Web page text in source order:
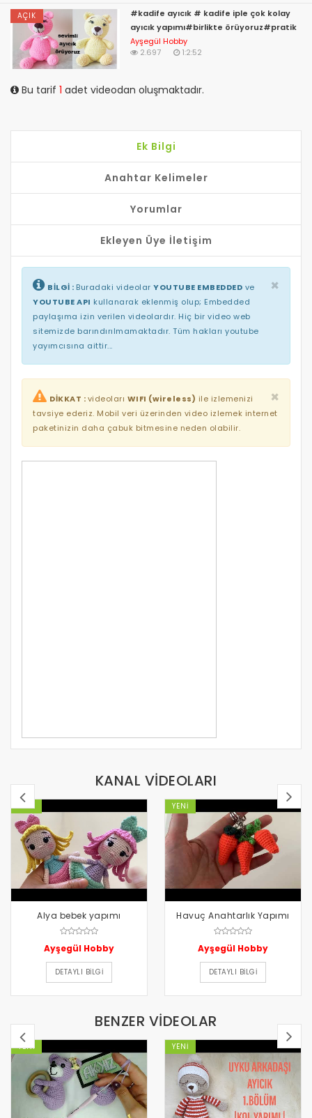
AÇIK
#kadife ayıcık # kadife iple çok kolay
ayıcık yapımı#birlikte örüyoruz#pratik
Ayşegül Hobby
2.697
1:2:52
Bu tarif 1 adet videodan oluşmaktadır.
Ek Bilgi
Anahtar Kelimeler
Yorumlar
Ekleyen Üye İletişim
×
BİLGİ : Buradaki videolar YOUTUBE EMBEDDED ve
YOUTUBE API kullanarak eklenmiş olup; Embedded
paylaşıma izin verilen videolardır. Hiç bir video web
sitemizde barındırılmamaktadır. Tüm hakları youtube
yayımcısına aittir...
×
DİKKAT :videoları WIFI (wireless) ile izlemenizi
tavsiye ederiz. Mobil veri üzerinden video izlemek internet
paketinizin daha çabuk bitmesine neden olabilir.
KANAL VİDEOLARI
YENI
Alya bebek yapımı
Ayşegül Hobby
DETAYLI BILGI
YENI
Havuç Anahtarlık Yapımı
Ayşegül Hobby
DETAYLI BILGI
BENZER VİDEOLAR
YENI YENI